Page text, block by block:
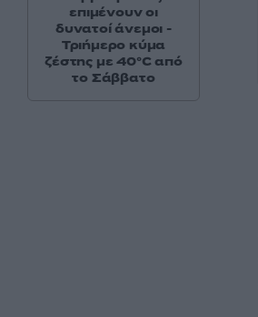
επιμένουν οι
δυνατοί άνεμοι -
Τριήμερο κύμα
ζέστης με 40°C από
το Σάββατο